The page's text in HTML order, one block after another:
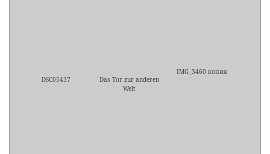
DSC05437
Das Tor zur anderen
Welt
IMG_3460 копия